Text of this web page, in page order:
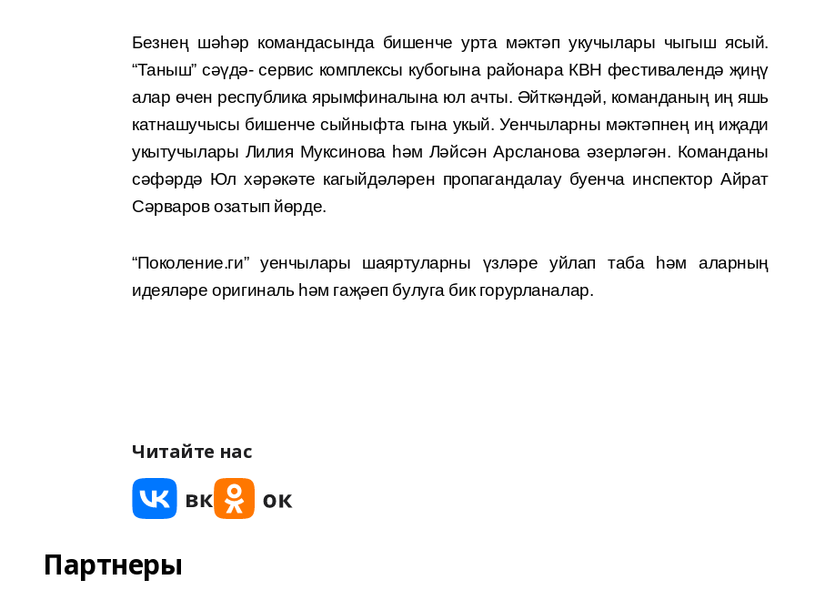
Безнең шәһәр командасында бишенче урта мәктәп укучылары чыгыш ясый.
“Таныш” сәүдә- сервис комплексы кубогына районара КВН фестивалендә җиңү
алар өчен республика ярым­финалына юл ачты. Әйткәндәй, команданың иң яшь
катнашучысы бишенче сыйныфта гына укый. Уенчыларны мәктәпнең иң иҗади
укытучылары Ли­лия Муксинова һәм Ләйсән Арсланова әзерләгән. Команданы
сәфәрдә Юл хәрәкәте кагыйдәләрен пропагандалау буенча инспектор Айрат
Сәрваров озатып йөрде.
“Поколение.ги” уенчылары шаяртуларны үзләре уйлап таба һәм аларның
идеяләре оригиналь һәм гаҗәеп булуга бик горурланалар.
Читайте нас
Партнеры